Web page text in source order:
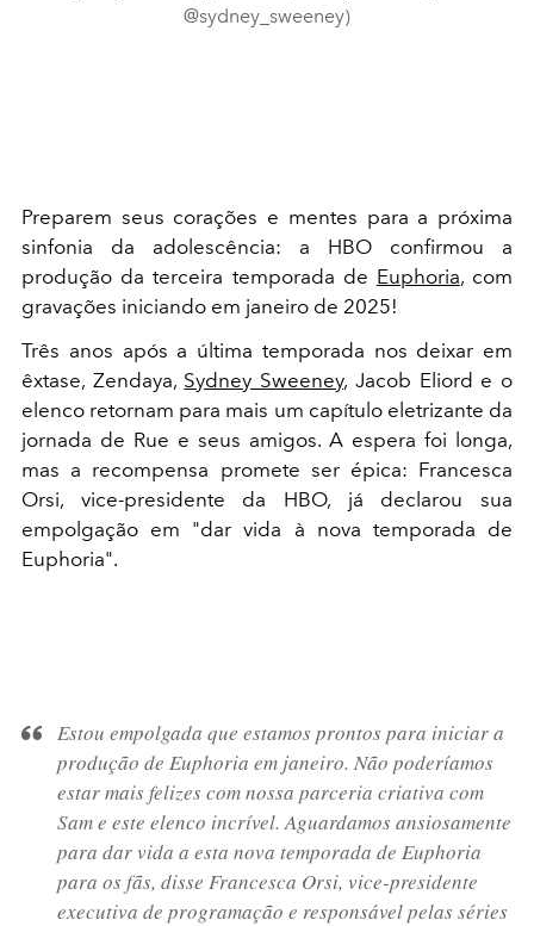
@sydney_sweeney)
Preparem seus corações e mentes para a próxima
sinfonia da adolescência: a HBO confirmou a
produção da terceira temporada de Euphoria, com
gravações iniciando em janeiro de 2025!
Três anos após a última temporada nos deixar em
êxtase, Zendaya, Sydney Sweeney, Jacob Eliord e o
elenco retornam para mais um capítulo eletrizante da
jornada de Rue e seus amigos. A espera foi longa,
mas a recompensa promete ser épica: Francesca
Orsi, vice-presidente da HBO, já declarou sua
empolgação em "dar vida à nova temporada de
Euphoria".
Estou empolgada que estamos prontos para iniciar a
produção de Euphoria em janeiro. Não poderíamos
estar mais felizes com nossa parceria criativa com
Sam e este elenco incrível. Aguardamos ansiosamente
para dar vida a esta nova temporada de Euphoria
para os fãs, disse Francesca Orsi, vice-presidente
executiva de programação e responsável pelas séries